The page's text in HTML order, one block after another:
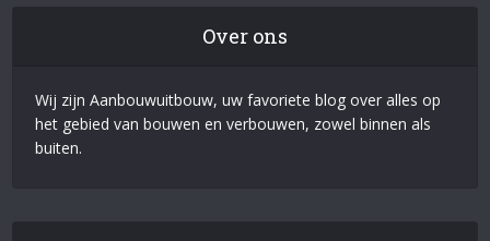
Over ons
Wij zijn Aanbouwuitbouw, uw favoriete blog over alles op
het gebied van bouwen en verbouwen, zowel binnen als
buiten.